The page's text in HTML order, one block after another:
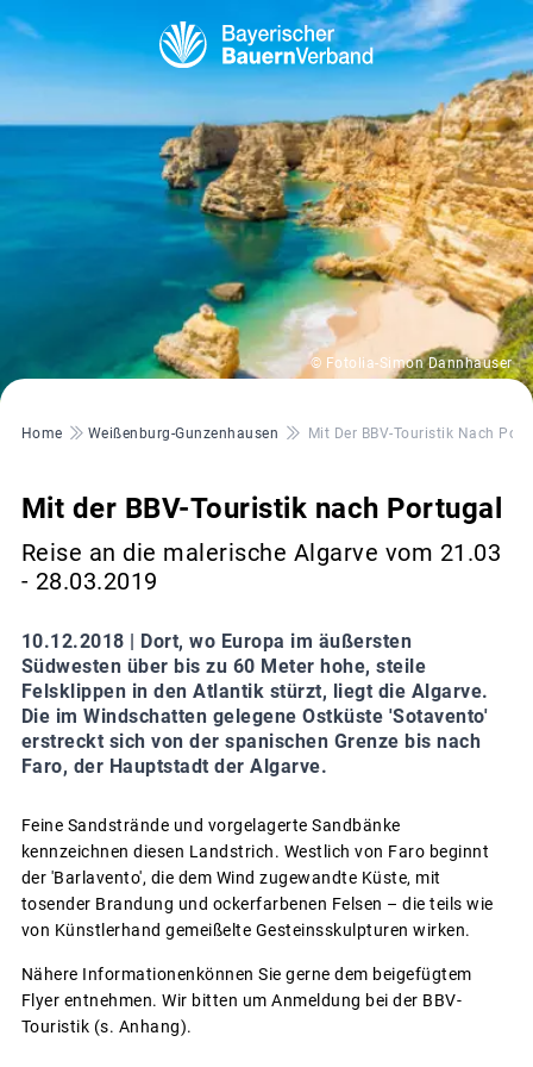
© Fotolia-Simon Dannhauser
Pfadnavigation
Home Weißenburg-Gunzenhausen Mit Der BBV-Touristik Nach
Mit der BBV-Touristik nach Portugal
Reise an die malerische Algarve vom 21.03
- 28.03.2019
10.12.2018 | Dort, wo Europa im äußersten
Südwesten über bis zu 60 Meter hohe, steile
Felsklippen in den Atlantik stürzt, liegt die Algarve.
Die im Windschatten gelegene Ostküste 'Sotavento'
erstreckt sich von der spanischen Grenze bis nach
Faro, der Hauptstadt der Algarve.
Feine Sandstrände und vorgelagerte Sandbänke
kennzeichnen diesen Landstrich. Westlich von Faro beginnt
der 'Barlavento', die dem Wind zugewandte Küste, mit
tosender Brandung und ockerfarbenen Felsen – die teils wie
von Künstlerhand gemeißelte Gesteinsskulpturen wirken.
Nähere Informationenkönnen Sie gerne dem beigefügtem
Flyer entnehmen. Wir bitten um Anmeldung bei der BBV-
Touristik (s. Anhang).